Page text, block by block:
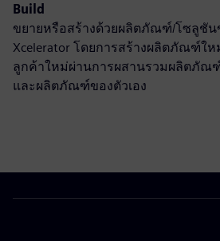
Build
ขยายหรือสร้างด้วยผลิตภัณฑ์/โซลูชัน
Xcelerator โดยการสร้างผลิตภัณฑ์ใ
ลูกค้าใหม่ผ่านการผสานรวมผลิตภัณฑ์
และผลิตภัณฑ์ของตัวเอง